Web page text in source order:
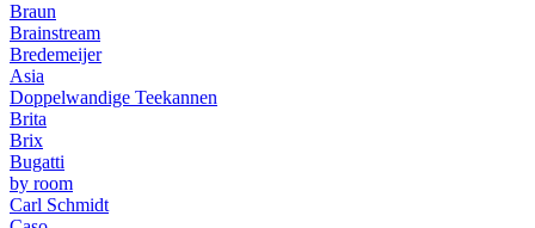
Braun
Brainstream
Bredemeijer
Asia
Doppelwandige Teekannen
Brita
Brix
Bugatti
by room
Carl Schmidt